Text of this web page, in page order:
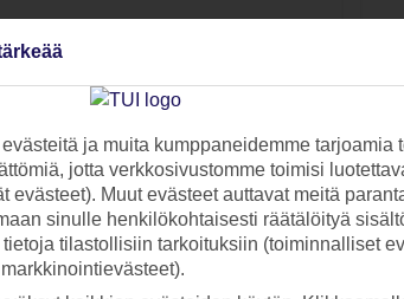
ja muita kumppaneidemme tarjoamia
jotta verkkosivustomme toimisi
evästeet). Muut evästeet auttavat meitä
sinulle henkilökohtaisesti räätälöityä
tilastollisiin tarkoituksiin (toiminnalliset